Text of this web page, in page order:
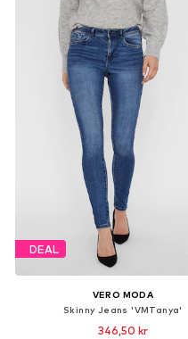
DEAL
VERO MODA
Skinny Jeans 'VMTanya'
346,50 kr